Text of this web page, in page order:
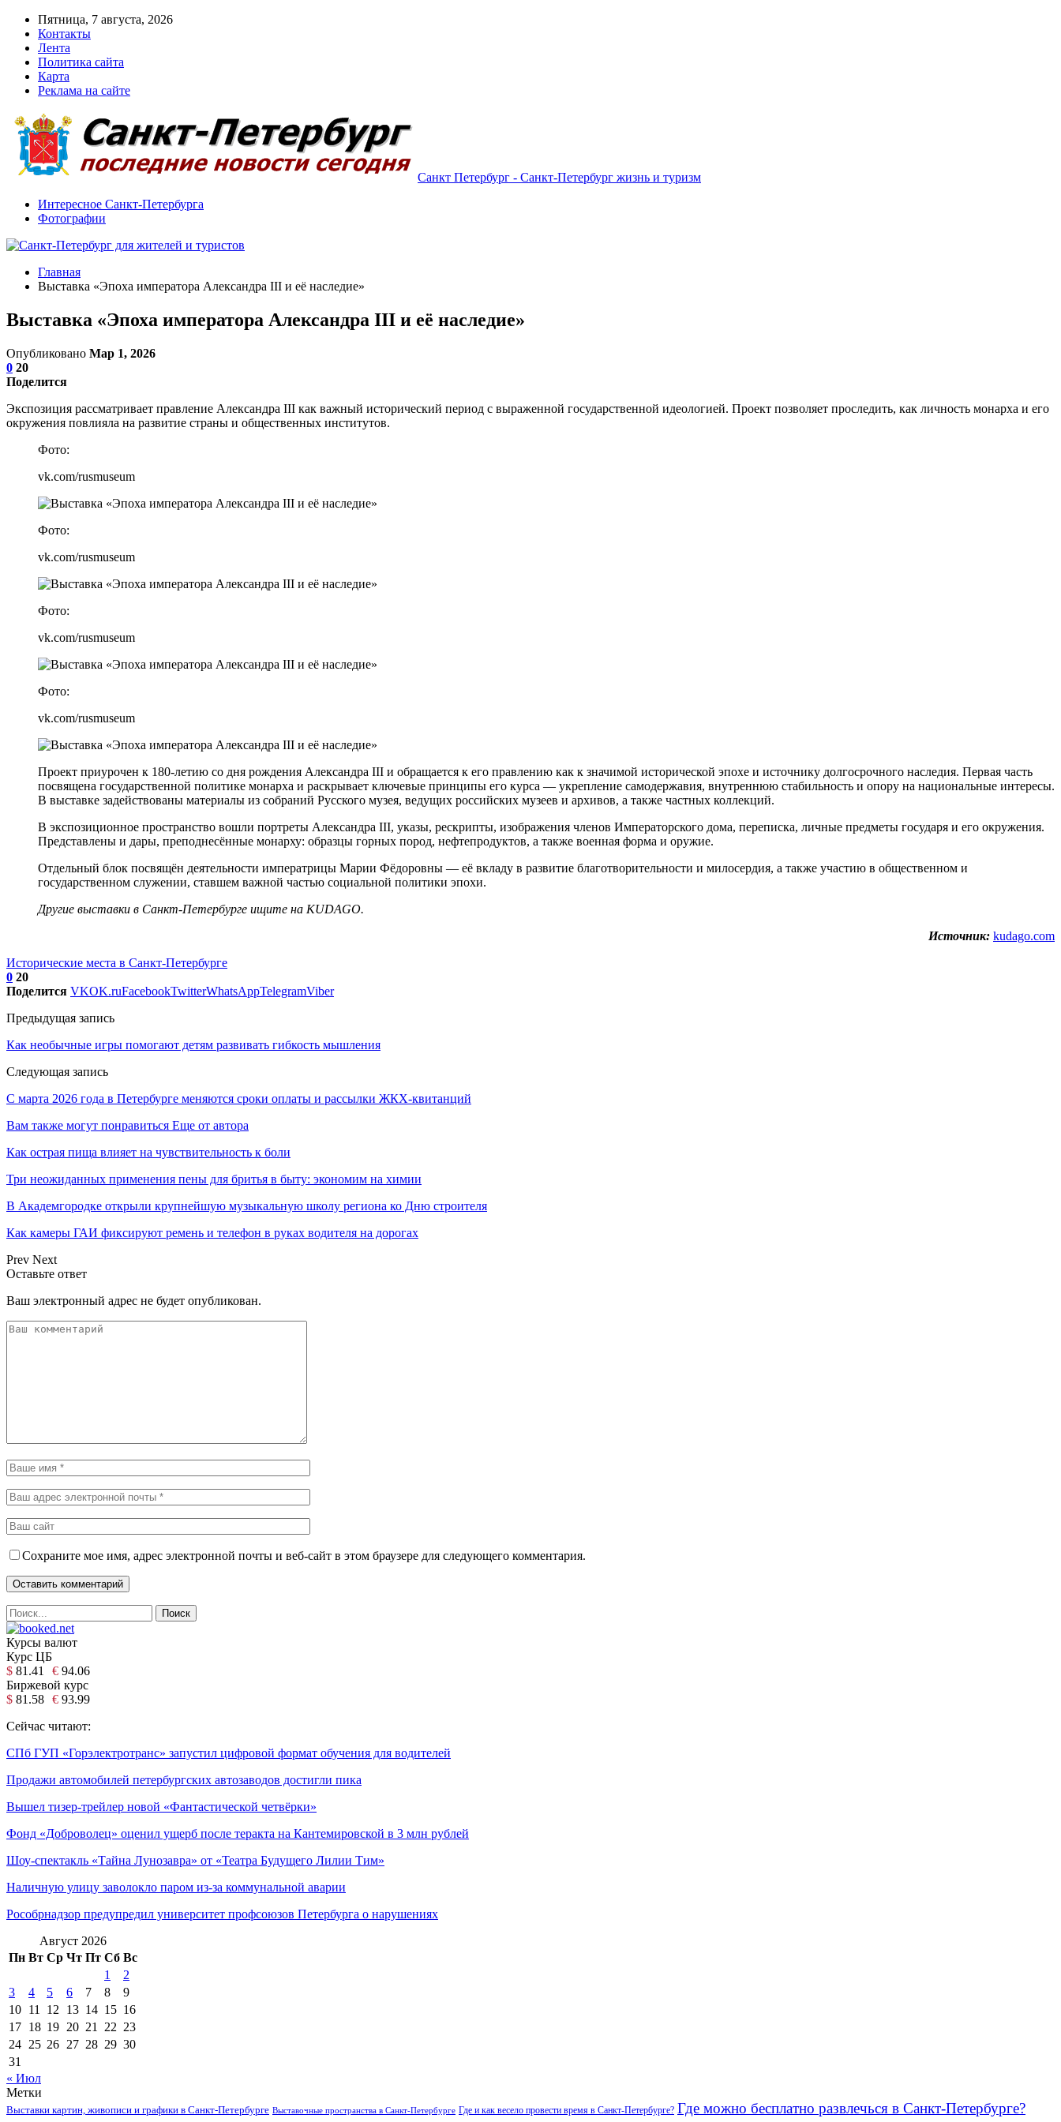
Пятница, 7 августа, 2026
Контакты
Лента
Политика сайта
Карта
Реклама на сайте
Санкт Петербург - Санкт-Петербург жизнь и туризм
Интересное Санкт-Петербурга
Фотографии
Главная
Выставка «Эпоха императора Александра III и её наследие»
Выставка «Эпоха императора Александра III и её наследие»
Опубликовано Мар 1, 2026
0 20
Поделится
Экспозиция рассматривает правление Александра III как важный исторический период с выраженной государственной идеологией. Проект позволяет проследить, как личность монарха и его
окружения повлияла на развитие страны и общественных институтов.
Фото:
vk.com/rusmuseum
Фото:
vk.com/rusmuseum
Фото:
vk.com/rusmuseum
Фото:
vk.com/rusmuseum
Проект приурочен к 180-летию со дня рождения Александра III и обращается к его правлению как к значимой исторической эпохе и источнику долгосрочного наследия. Первая часть
посвящена государственной политике монарха и раскрывает ключевые принципы его курса — укрепление самодержавия, внутреннюю стабильность и опору на национальные интересы.
В выставке задействованы материалы из собраний Русского музея, ведущих российских музеев и архивов, а также частных коллекций.
В экспозиционное пространство вошли портреты Александра III, указы, рескрипты, изображения членов Императорского дома, переписка, личные предметы государя и его окружения.
Представлены и дары, преподнесённые монарху: образцы горных пород, нефтепродуктов, а также военная форма и оружие.
Отдельный блок посвящён деятельности императрицы Марии Фёдоровны — её вкладу в развитие благотворительности и милосердия, а также участию в общественном и
государственном служении, ставшем важной частью социальной политики эпохи.
Другие выставки в Санкт-Петербурге ищите на KUDAGO.
Источник: kudago.com
Исторические места в Санкт-Петербурге
0 20
Поделится VKOK.ruFacebookTwitterWhatsAppTelegramViber
Предыдущая запись
Как необычные игры помогают детям развивать гибкость мышления
Следующая запись
С марта 2026 года в Петербурге меняются сроки оплаты и рассылки ЖКХ-квитанций
Вам также могут понравиться Еще от автора
Как острая пища влияет на чувствительность к боли
Три неожиданных применения пены для бритья в быту: экономим на химии
В Академгородке открыли крупнейшую музыкальную школу региона ко Дню строителя
Как камеры ГАИ фиксируют ремень и телефон в руках водителя на дорогах
Prev Next
Оставьте ответ
Ваш электронный адрес не будет опубликован.
Сохраните мое имя, адрес электронной почты и веб-сайт в этом браузере для следующего комментария.
Курсы валют
Курс ЦБ
$ 81.41 € 94.06
Биржевой курс
$ 81.58 € 93.99
Сейчас читают:
СПб ГУП «Горэлектротранс» запустил цифровой формат обучения для водителей
Продажи автомобилей петербургских автозаводов достигли пика
Вышел тизер-трейлер новой «Фантастической четвёрки»
Фонд «Доброволец» оценил ущерб после теракта на Кантемировской в 3 млн рублей
Шоу-спектакль «Тайна Лунозавра» от «Театра Будущего Лилии Тим»
Наличную улицу заволокло паром из-за коммунальной аварии
Рособрнадзор предупредил университет профсоюзов Петербурга о нарушениях
Август 2026
Пн Вт Ср Чт Пт Сб Вс
1
2
3
4 5 6 7 8
9
10 11 12 13 14 15 16
17 18 19 20 21 22 23
24 25 26 27 28 29 30
31
« Июл
Метки
Выставки картин, живописи и графики в Санкт-Петербурге Выставочные пространства в Санкт-Петербурге Где и как весело провести время в Санкт-Петербурге? Где можно бесплатно развлечься в Санкт-Петербурге?